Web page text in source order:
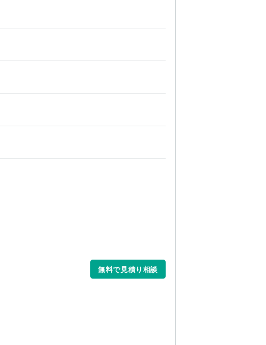
無料で見積り相談